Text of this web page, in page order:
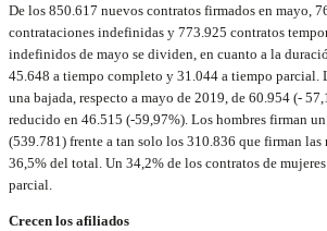
De los 850.617 nuevos contratos firmados en mayo,
contrataciones indefinidas y 773.925 contratos
indefinidos de mayo se dividen, en cuanto a la
45.648 a tiempo completo y 31.044 a tiempo parcial.
una bajada, respecto a mayo de 2019, de 60.954 (-
reducido en 46.515 (-59,97%). Los hombres firman
(539.781) frente a tan solo los 310.836 que firman las
36,5% del total. Un 34,2% de los contratos de
parcial.
Crecen los afiliados